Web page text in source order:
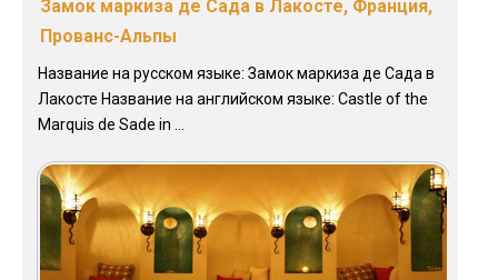
Замок маркиза де Сада в Лакосте, Франция,
Прованс-Альпы
Название на русском языке: Замок маркиза де Сада в
Лакосте Название на английском языке: Castle of the
Marquis de Sade in ...